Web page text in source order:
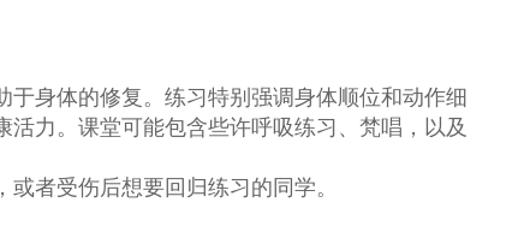
于身体的修复。练习特别强调身体顺位和动作细
活力。课堂可能包含些许呼吸练习、梵唱，以及
或者受伤后想要回归练习的同学。